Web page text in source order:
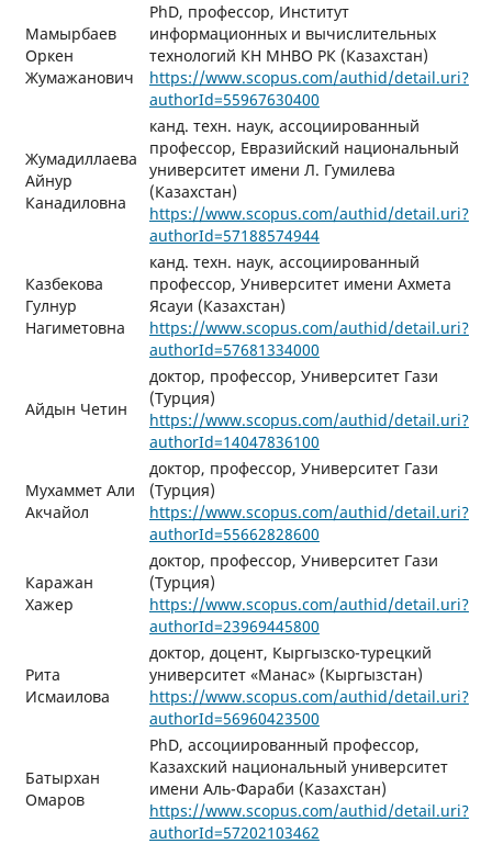
Мамырбаев
Оркен
Жумажанович
PhD, профессор, Институт
информационных и вычислительных
технологий КН МНВО РК (Казахстан)
https://www.scopus.com/authid/detail.uri?
authorId=55967630400
Жумадиллаева
Айнур
Канадиловна
канд. техн. наук, ассоциированный
профессор, Евразийский национальный
университет имени Л. Гумилева
(Казахстан)
https://www.scopus.com/authid/detail.uri?
authorId=57188574944
Казбекова
Гулнур
Нагиметовна
канд. техн. наук, ассоциированный
профессор, Университет имени Ахмета
Ясауи (Казахстан)
https://www.scopus.com/authid/detail.uri?
authorId=57681334000
Айдын Четин
доктор, профессор, Университет Гази
(Турция)
https://www.scopus.com/authid/detail.uri?
authorId=14047836100
Мухаммет Али
Акчайол
доктор, профессор, Университет Гази
(Турция)
https://www.scopus.com/authid/detail.uri?
authorId=55662828600
Каражан
Хажер
доктор, профессор, Университет Гази
(Турция)
https://www.scopus.com/authid/detail.uri?
authorId=23969445800
Рита
Исмаилова
доктор, доцент, Кыргызско-турецкий
университет «Манас» (Кыргызстан)
https://www.scopus.com/authid/detail.uri?
authorId=56960423500
Батырхан
Омаров
PhD, ассоциированный профессор,
Казахский национальный университет
имени Аль-Фараби (Казахстан)
https://www.scopus.com/authid/detail.uri?
authorId=57202103462